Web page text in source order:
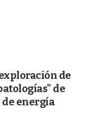
de
de
de energía